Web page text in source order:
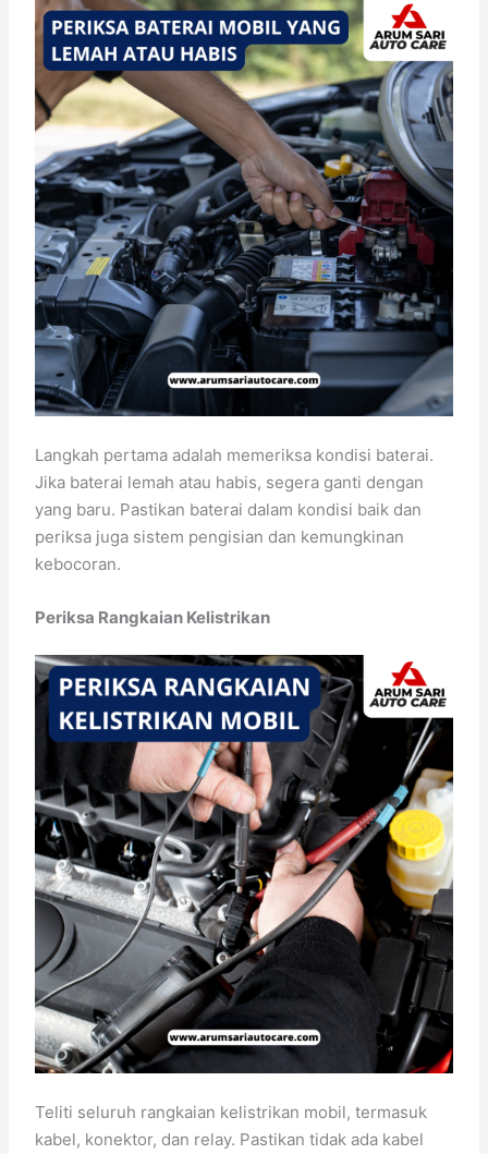
Langkah pertama adalah memeriksa kondisi baterai.
Jika baterai lemah atau habis, segera ganti dengan
yang baru. Pastikan baterai dalam kondisi baik dan
periksa juga sistem pengisian dan kemungkinan
kebocoran.
Periksa Rangkaian Kelistrikan
Teliti seluruh rangkaian kelistrikan mobil, termasuk
kabel, konektor, dan relay. Pastikan tidak ada kabel